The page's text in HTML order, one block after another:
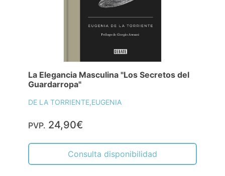
La Elegancia Masculina "Los Secretos del
Guardarropa"
DE LA TORRIENTE,EUGENIA
PVP. 24,90€
Consulta disponibilidad